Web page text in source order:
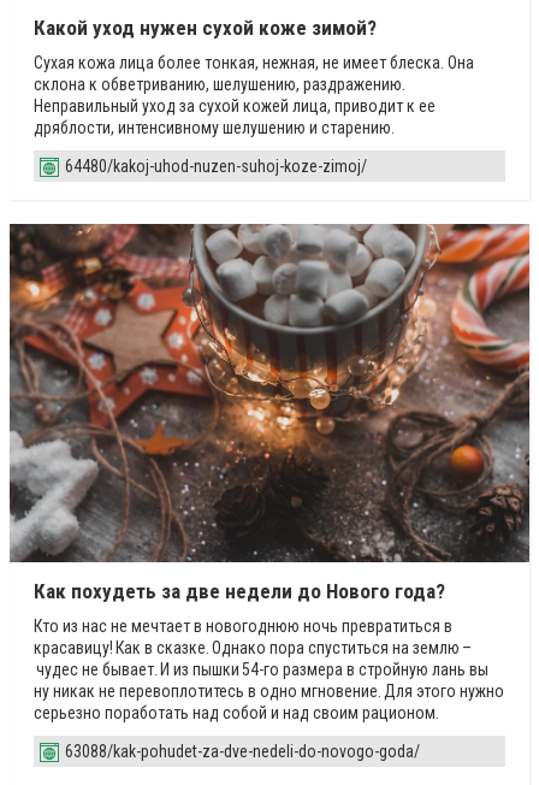
Какой уход нужен сухой коже зимой?
Сухая кожа лица более тонкая, нежная, не имеет блеска. Она
склона к обветриванию, шелушению, раздражению.
Неправильный уход за сухой кожей лица, приводит к ее
дряблости, интенсивному шелушению и старению.
64480/kakoj-uhod-nuzen-suhoj-koze-zimoj/
Как похудеть за две недели до Нового года?
Кто из нас не мечтает в новогоднюю ночь превратиться в
красавицу! Как в сказке. Однако пора спуститься на землю –
чудес не бывает. И из пышки 54-го размера в стройную лань вы
ну никак не перевоплотитесь в одно мгновение. Для этого нужно
серьезно поработать над собой и над своим рационом.
63088/kak-pohudet-za-dve-nedeli-do-novogo-goda/